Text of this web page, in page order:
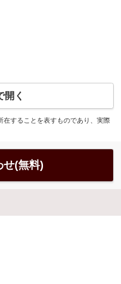
開く
することを表すものであり、実際
せ(無料)